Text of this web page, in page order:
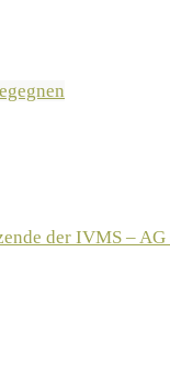
der IVMS –